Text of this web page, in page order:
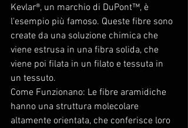
Kevlar®, un marchio di DuPont™, è
l'esempio più famoso. Queste fibre sono
create da una soluzione chimica che
viene estrusa in una fibra solida, che
viene poi filata in un filato e tessuta in
un tessuto.
Come Funzionano: Le fibre aramidiche
hanno una struttura molecolare
altamente orientata, che conferisce loro